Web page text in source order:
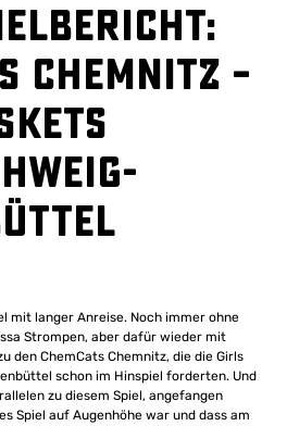
Chemnitz –
mit langer Anreise. Noch immer ohne
Strompen, aber dafür wieder mit
den ChemCats Chemnitz, die die Girls
schon im Hinspiel forderten. Und
zu diesem Spiel, angefangen
Spiel auf Augenhöhe war und dass am